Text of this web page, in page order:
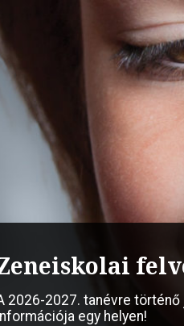
2026-2027. tanévre
egy helyen!
és
„Tiéd a